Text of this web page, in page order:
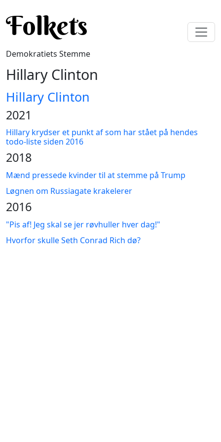
Folkets
Demokratiets Stemme
Hillary Clinton
Hillary Clinton
2021
Hillary krydser et punkt af som har stået på hendes
todo-liste siden 2016
2018
Mænd pressede kvinder til at stemme på Trump
Løgnen om Russiagate krakelerer
2016
"Pis af! Jeg skal se jer røvhuller hver dag!"
Hvorfor skulle Seth Conrad Rich dø?